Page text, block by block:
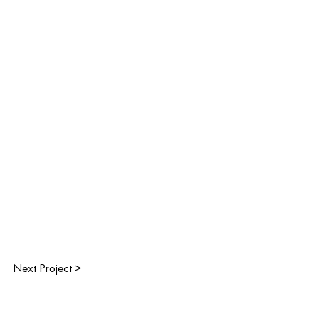
Next Project >